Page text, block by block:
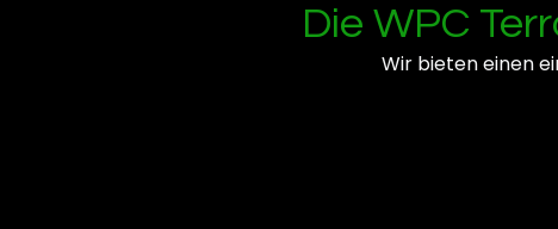
Die WPC
Wir bieten einen